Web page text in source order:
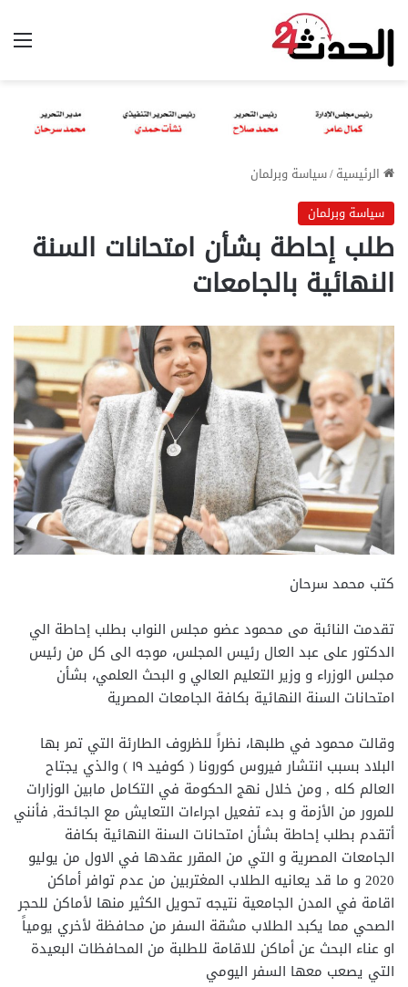
الرئيسية/سياسة وبرلمان
سياسة وبرلمان
طلب إحاطة بشأن امتحانات السنة
النهائية بالجامعات
كتب محمد سرحان
تقدمت النائبة مى محمود عضو مجلس النواب بطلب إحاطة الي
الدكتور على عبد العال رئيس المجلس، موجه الى كل من رئيس
مجلس الوزراء و وزير التعليم العالي و البحث العلمي، بشأن
امتحانات السنة النهائية بكافة الجامعات المصرية
وقالت محمود في طلبها، نظراً للظروف الطارئة التي تمر بها
البلاد بسبب انتشار فيروس كورونا ( كوفيد ١٩ ) والذي يجتاح
العالم كله , ومن خلال نهج الحكومة في التكامل مابين الوزارات
للمرور من الأزمة و بدء تفعيل اجراءات التعايش مع الجائحة, فأنني
أتقدم بطلب إحاطة بشأن امتحانات السنة النهائية بكافة
الجامعات المصرية و التي من المقرر عقدها في الاول من يوليو
2020 و ما قد يعانيه الطلاب المغتربين من عدم توافر أماكن
اقامة في المدن الجامعية نتيجه تحويل الكثير منها لأماكن للحجر
الصحي مما يكبد الطلاب مشقة السفر من محافظة لأخري يومياً
او عناء البحث عن أماكن للاقامة للطلبة من المحافظات البعيدة
التي يصعب معها السفر اليومي